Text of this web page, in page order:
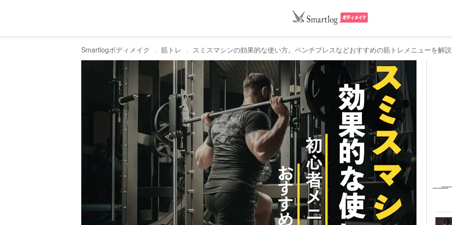
Smartlogボディメイク 筋トレ スミスマシンの効果的な使い方。ベンチプレスなどおすすめの筋トレメニューを解説